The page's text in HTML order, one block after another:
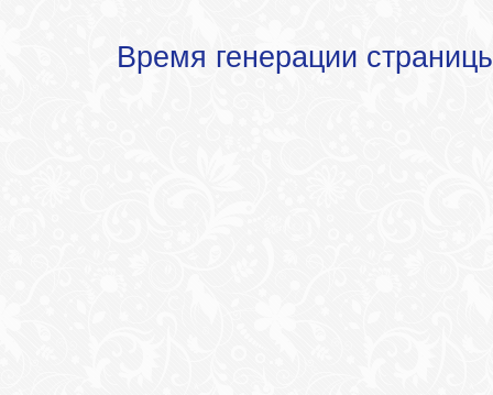
Время генерации